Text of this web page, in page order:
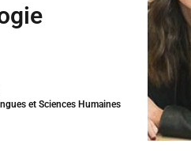
et Sciences Humaines